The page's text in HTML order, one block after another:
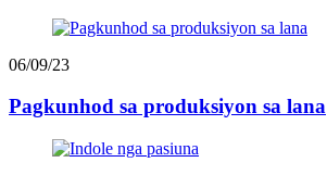
06/09/23
Pagkunhod sa produksiyon sa lana